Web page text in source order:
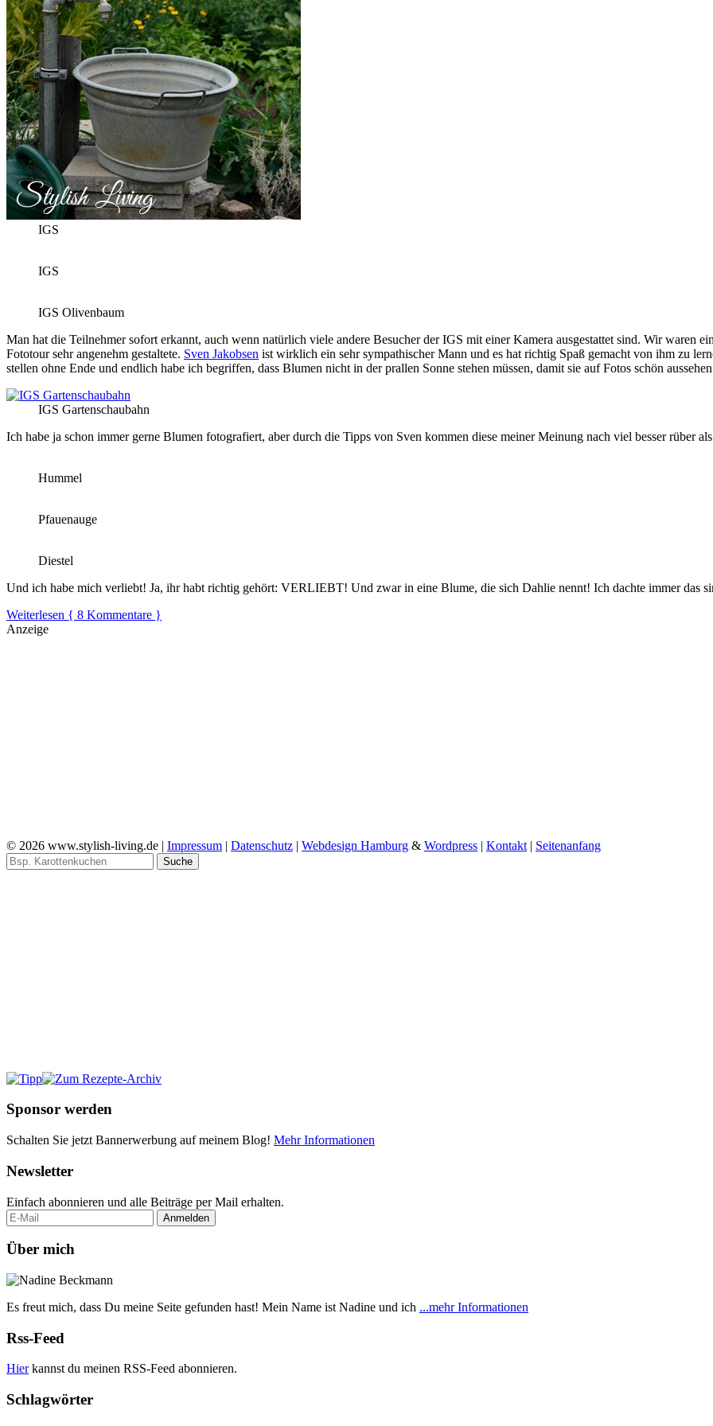
IGS
IGS
IGS Olivenbaum
Man hat die Teilnehmer sofort erkannt, auch wenn natürlich viele andere Besucher der IGS mit einer Kamera ausgestattet sind. Wir waren
Fototour sehr angenehm gestaltete. Sven Jakobsen ist wirklich ein sehr sympathischer Mann und es hat richtig Spaß gemacht von ihm zu
stellen ohne Ende und endlich habe ich begriffen, dass Blumen nicht in der prallen Sonne stehen müssen, damit sie auf Fotos schön
IGS Gartenschaubahn
Ich habe ja schon immer gerne Blumen fotografiert, aber durch die Tipps von Sven kommen diese meiner Meinung nach viel besser rüber
Hummel
Pfauenauge
Diestel
Und ich habe mich verliebt! Ja, ihr habt richtig gehört: VERLIEBT! Und zwar in eine Blume, die sich Dahlie nennt! Ich dachte immer das
Weiterlesen { 8 Kommentare }
Anzeige
© 2026 www.stylish-living.de | Impressum | Datenschutz | Webdesign Hamburg & Wordpress | Kontakt | Seitenanfang
Suche
Sponsor werden
Schalten Sie jetzt Bannerwerbung auf meinem Blog! Mehr Informationen
Newsletter
Einfach abonnieren und alle Beiträge per Mail erhalten.
Über mich
Es freut mich, dass Du meine Seite gefunden hast! Mein Name ist Nadine und ich ...mehr Informationen
Rss-Feed
Hierkannst du meinen RSS-Feed abonnieren.
Schlagwörter